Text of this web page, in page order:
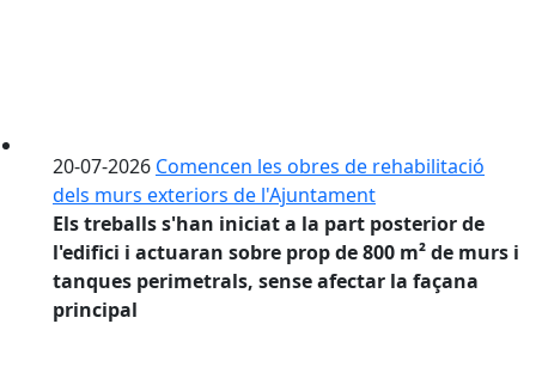
20-07-2026 Comencen les obres de rehabilitació
dels murs exteriors de l'Ajuntament
Els treballs s'han iniciat a la part posterior de
l'edifici i actuaran sobre prop de 800 m² de murs i
tanques perimetrals, sense afectar la façana
principal